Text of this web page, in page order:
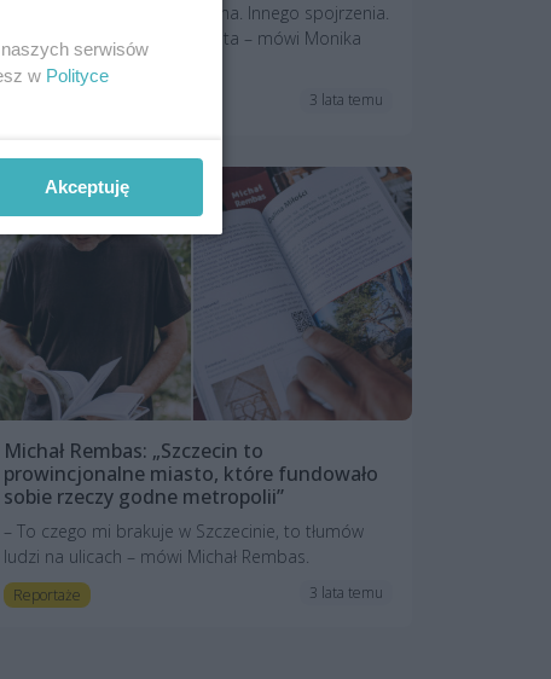
Ja się od niego uczę Szczecina. Innego spojrzenia.
Zaglądania do wnętrza miasta – mówi Monika
Krupowicz, kuratorka.
3 lata temu
Michał Rembas: „Szczecin to
prowincjonalne miasto, które fundowało
sobie rzeczy godne metropolii”
– To czego mi brakuje w Szczecinie, to tłumów
ludzi na ulicach – mówi Michał Rembas.
Reportaże 3 lata temu
serwisów
w Polityce
Akceptuję